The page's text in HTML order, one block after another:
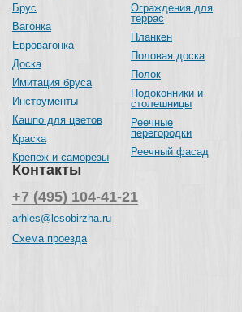
Брус
Вагонка
Евровагонка
Доска
Имитация бруса
Инструменты
Кашпо для цветов
Краска
Крепеж и саморезы
Ограждения для
террас
Планкен
Половая доска
Полок
Подоконники и
столешницы
Реечные
перегородки
Реечный фасад
Контакты
+7 (495) 104-41-21
arhles@lesobirzha.ru
Схема проезда